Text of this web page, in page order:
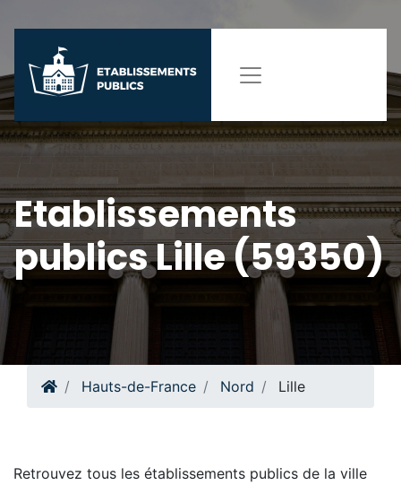
Etablissements
publics Lille (59350)
Hauts-de-France Nord Lille
Retrouvez tous les établissements publics de la ville